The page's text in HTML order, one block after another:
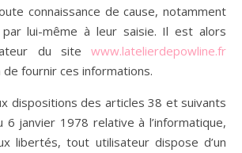
connaissance de cause, notamment
par lui-même à leur saisie. Il est alors
du site www.latelierdepowline.fr
de fournir ces informations.
dispositions des articles 38 et suivants
janvier 1978 relative à l’informatique,
libertés, tout utilisateur dispose d’un